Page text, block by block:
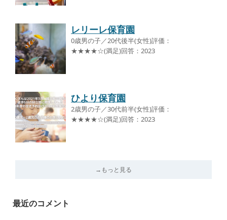
レリーレ保育園
0歳男の子／20代後半(女性)評価：
★★★★☆(満足)回答：2023
ひより保育園
2歳男の子／30代前半(女性)評価：
★★★★☆(満足)回答：2023
→もっと見る
最近のコメント